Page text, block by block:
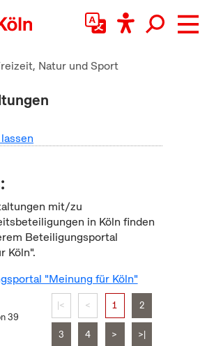
Natur und Sport
mit/zu
in Köln finden
Beteiligungsportal
Köln".
"Meinung für Köln"
39
|< < 1 2
3 4 > >|